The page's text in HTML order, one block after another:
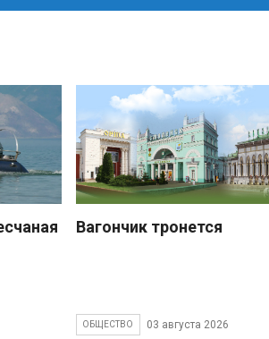
Вагончик тронется
ОБЩЕСТВО 03 августа 2026